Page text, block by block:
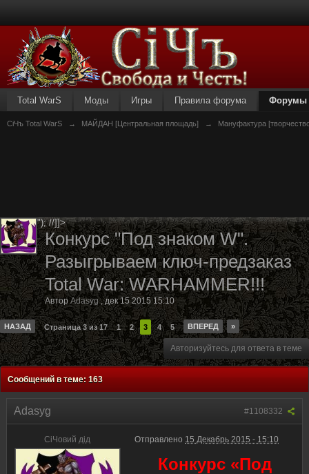
Total WarS Моды Игры Правила форума Форумы
СiЧъ Total WarS → МАЙДАН [Центральная площадь] → Мануфактура
"); //]]>
Конкурс "Под знаком W".
Разыгрываем ключ-предзаказ
Total War: WARHAMMER!!!
АвторAdasyg,дек 15 2015 15:10
НАЗАД Страница 3 из 17 1 2 3 4 5 ВПЕРЕД »
Авторизуйтесь для ответа в теме
Сообщений в теме: 163
#1108332
Adasyg
CiЧовий дiд Отправлено 15 Декабрь 2015 - 15:10
Конкурс «Под